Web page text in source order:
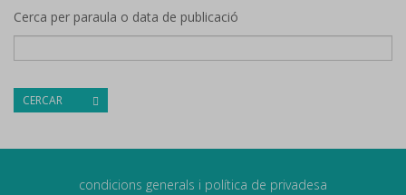
Cerca per paraula o data de publicació
CERCAR
condicions generals i política de privadesa